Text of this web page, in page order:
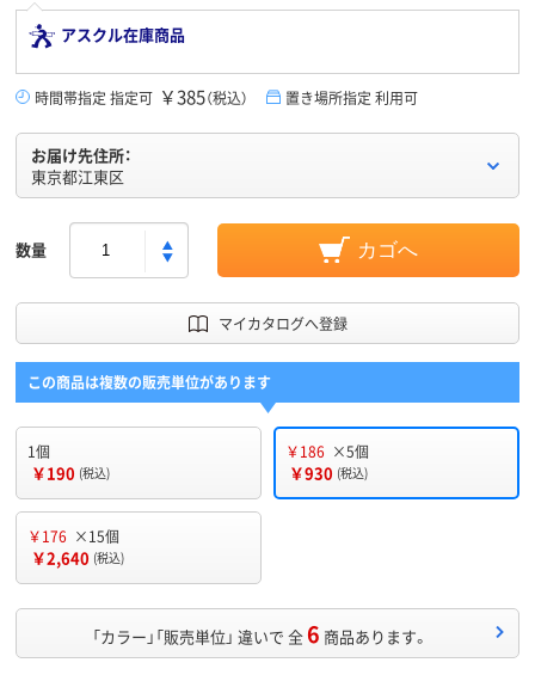
アスクル在庫商品
時間帯指定 指定可 ￥385（税込） 置き場所指定 利用可
お届け先住所：
東京都江東区
数量 カゴへ
マイカタログへ登録
この商品は複数の販売単位があります
1個
￥190 (税込)
￥186 ×5個
￥930 (税込)
￥176 ×15個
￥2,640 (税込)
「カラー」「販売単位」 違いで 全6 商品あります。